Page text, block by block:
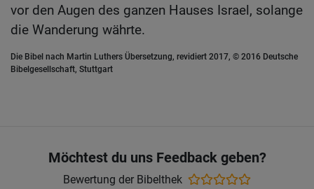
vor den Augen des ganzen Hauses Israel, solange
die Wanderung währte.
Die Bibel nach Martin Luthers Übersetzung, revidiert 2017, © 2016 Deutsche
Bibelgesellschaft, Stuttgart
Möchtest du uns Feedback geben?
Bewertung der Bibelthek